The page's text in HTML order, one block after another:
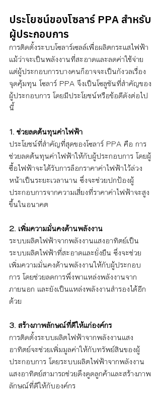
ประโยชน์ของโซลาร์ PPA สำหรับ
ผู้ประกอบการ
การติดตั้งระบบโซลาร์เซลล์เพื่อผลิตกระแสไฟฟ้า
แม้ว่าจะเป็นพลังงานที่สะอาดและลดค่าใช้จ่าย
แต่ผู้ประกอบการบางคนก็อาจจะเป็นกังวลเรื่อง
จุดคุ้มทุน โซลาร์ PPA จึงเป็นโซลูชันที่สำคัญของ
ผู้ประกอบการ โดยมีประโยชน์หรือข้อดีดังต่อไป
นี้
1. ช่วยลดต้นทุนค่าไฟฟ้า
ประโยชน์ที่สำคัญที่สุดของโซลาร์ PPA คือ การ
ช่วยลดต้นทุนค่าไฟฟ้าให้กับผู้ประกอบการ โดยผู้
ซื้อไฟฟ้าจะได้รับการล็อกราคาค่าไฟฟ้าไว้ล่วง
หน้าเป็นระยะเวลานาน ซึ่งจะช่วยปกป้องผู้
ประกอบการจากความเสี่ยงที่ราคาค่าไฟฟ้าจะสูง
ขึ้นในอนาคต
2. เพิ่มความมั่นคงด้านพลังงาน
ระบบผลิตไฟฟ้าจากพลังงานแสงอาทิตย์เป็น
ระบบผลิตไฟฟ้าที่สะอาดและยั่งยืน ซึ่งจะช่วย
เพิ่มความมั่นคงด้านพลังงานให้กับผู้ประกอบ
การ โดยช่วยลดการพึ่งพาแหล่งพลังงานจาก
ภายนอก และยังเป็นแหล่งพลังงานสำรองได้อีก
ด้วย
3. สร้างภาพลักษณ์ที่ดีให้แก่องค์กร
การติดตั้งระบบผลิตไฟฟ้าจากพลังงานแสง
อาทิตย์จะช่วยเพิ่มมูลค่าให้กับทรัพย์สินของผู้
ประกอบการ โดยระบบผลิตไฟฟ้าจากพลังงาน
แสงอาทิตย์สามารถช่วยดึงดูดลูกค้าและสร้างภาพ
ลักษณ์ที่ดีให้กับองค์กร